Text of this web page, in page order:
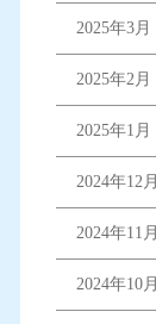
2025年3月
2025年2月
2025年1月
2024年12月
2024年11月
2024年10月